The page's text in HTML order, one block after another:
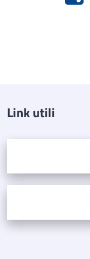
Link utili